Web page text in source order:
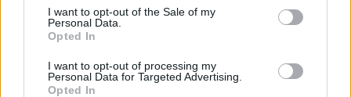
consent section.
I want to opt-out of the Sale of my
Personal Data.
Opted In
I want to opt-out of processing my
Personal Data for Targeted Advertising.
Opted In
Πυρκαγιές: Ολοκληρώθηκαν 325 αυτοψίες της
στις πυρόπληκτες περιοχές όλης της χώρας
6/08/2026 - 7:59μμ